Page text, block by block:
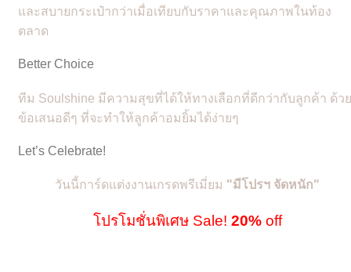
และสบายกระเป๋ากว่าเมื่อเทียบกับราคาและคุณภาพในท้อง
ตลาด
Better Choice
ทีม Soulshine มีความสุขที่ได้ให้ทางเลือกที่ดีกว่ากับลูกค้า ด้วย
ข้อเสนอดีๆ ที่จะทำให้ลูกค้าอมยิ้มได้ง่ายๆ
Let’s Celebrate!
วันนี้การ์ดแต่งงานเกรดพรีเมี่ยม "มีโปรฯ จัดหนัก"
โปรโมชั่นพิเศษ Sale! 20% off